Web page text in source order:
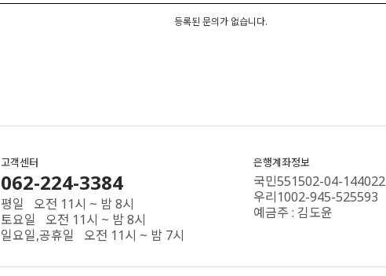
등록된 문의가 없습니다.
고객센터
062-224-3384
평일 오전 11시 ~ 밤 8시
토요일 오전 11시 ~ 밤 8시
일요일,공휴일 오전 11시 ~ 밤 7시
은행계좌정보
국민551502-04-144022
우리1002-945-525593
예금주 : 김도윤